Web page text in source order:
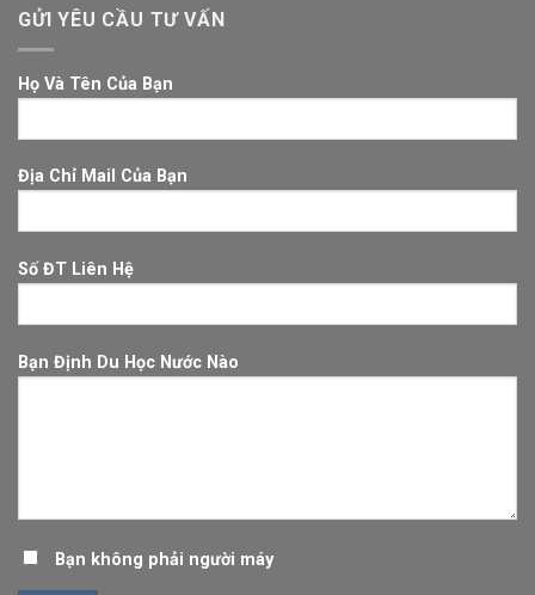
GỬI YÊU CẦU TƯ VẤN
Họ Và Tên Của Bạn
Địa Chỉ Mail Của Bạn
Số ĐT Liên Hệ
Bạn Định Du Học Nước Nào
Bạn không phải người máy